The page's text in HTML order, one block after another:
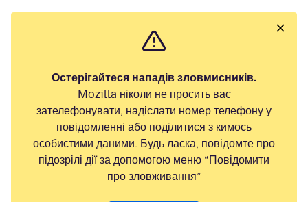
Остерігайтеся нападів зловмисників.
Mozilla ніколи не просить вас
зателефонувати, надіслати номер телефону у
повідомленні або поділитися з кимось
особистими даними. Будь ласка, повідомте про
підозрілі дії за допомогою меню “Повідомити
про зловживання”